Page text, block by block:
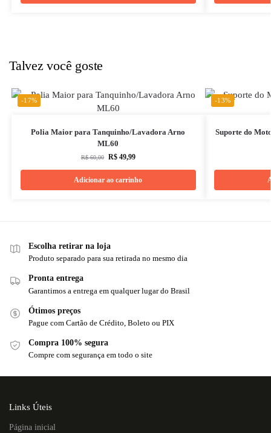
Talvez você goste
-17%
Polia Maior para Tanquinho/Lavadora Arno
ML60
R$60,00 R$49,99
Adicionar ao carrinho
-13%
Suporte do
Escolha retirar na loja
Produto separado para sua retirada no mesmo dia
Pronta entrega
Garantimos a entrega em qualquer lugar do Brasil
Ótimos preços
Pague com Cartão de Crédito, Boleto ou PIX
Compra 100% segura
Compre com segurança em todo o site
Links Úteis
Página inicial